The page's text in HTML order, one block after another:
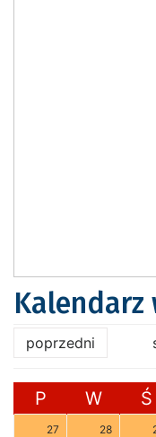
Kalendarz
poprzedni
P W Ś
27 28